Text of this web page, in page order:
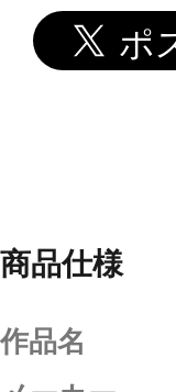
商品仕様
作品名